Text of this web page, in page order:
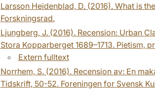
Larsson Heidenblad, D. (2016). What is
Forskningsrad.
Ljungberg, J. (2016). Recension: Urban
Stora Kopparberget 1689–1713. Pietism,
Extern fulltext
Norrhem, S. (2016). Recension av: En
Tidskrift, 50-52. Foreningen for Svensk